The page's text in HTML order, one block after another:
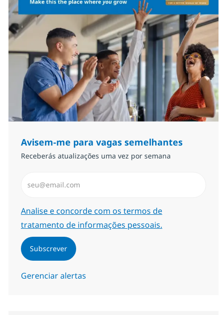
Avisem-me para vagas semelhantes
Receberás atualizações uma vez por semana
Required
Analise e concorde com os termos de
tratamento de informações pessoais.
Subscrever
Gerenciar alertas